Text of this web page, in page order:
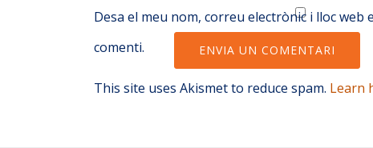
Desa el meu nom, correu electrònic i lloc
comenti.
This site uses Akismet to reduce spam. Learn